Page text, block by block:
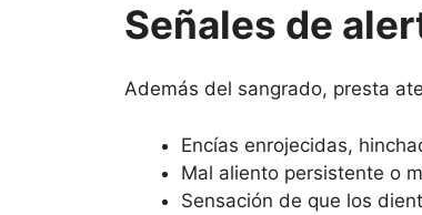
Señales de
Además del sangrado, presta
Encías enrojecidas,
Mal aliento persistente o
Sensación de que los